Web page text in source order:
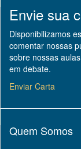
Envie sua
Disponibilizamos
comentar nossas
sobre nossas
em debate.
Enviar Carta
Quem Somos